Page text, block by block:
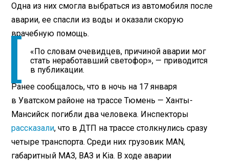
Одна из них смогла выбраться из автомобиля после
аварии, ее спасли из воды и оказали скорую
врачебную помощь.
«По словам очевидцев, причиной аварии мог
стать неработавший светофор», — приводится
в публикации.
Ранее сообщалось, что в ночь на 17 января
в Уватском районе на трассе Тюмень — Ханты-
Мансийск погибли два человека. Инспекторы
рассказали, что в ДТП на трассе столкнулись сразу
четыре транспорта. Среди них грузовик MAN,
габаритный МАЗ, ВАЗ и Kia. В ходе аварии